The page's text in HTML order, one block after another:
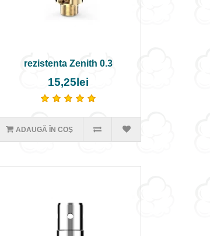
rezistenta Zenith 0.3
15,25lei
ADAUGĂ ÎN COŞ